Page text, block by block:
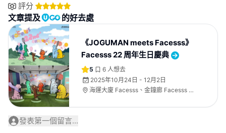
評分
文章提及 的好去處
《JOGUMAN meets Facesss》
Facesss 22 周年生日慶典
5 6 人想去
2025年10月24日 - 12月2日
海運大廈 Facesss、金鐘廊 Facesss 及
發表第一個留言...